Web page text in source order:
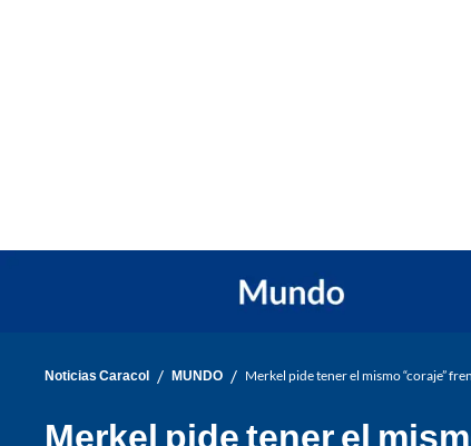
Noticias Caracol / MUNDO / Merkel pide tener el mismo “coraje”
Merkel pide tener el